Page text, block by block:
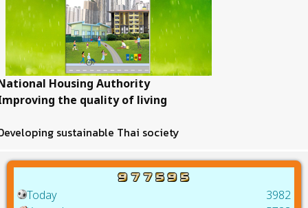
Housing Authority
the quality of living
sustainable Thai society
Today
3982